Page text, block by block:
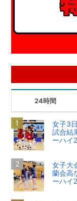
24時間
女子3
試合結
ーハイ
女子大
蘭会高
ーハイ